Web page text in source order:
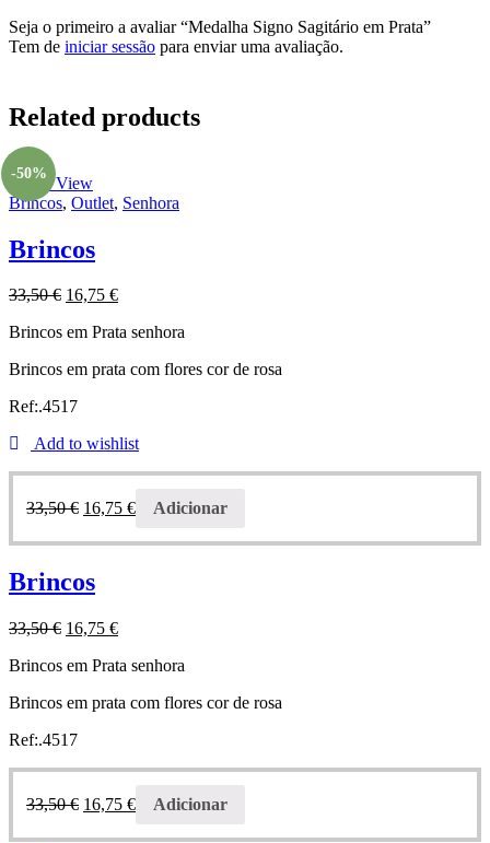
Seja o primeiro a avaliar “Medalha Signo Sagitário em Prata”
Tem de iniciar sessão para enviar uma avaliação.
Related products
-50%
Quick View
Brincos, Outlet, Senhora
Brincos
33,50€ 16,75 €
Brincos em Prata senhora
Brincos em prata com flores cor de rosa
Ref:.4517
Add to wishlist
33,50€ 16,75 € Adicionar
Brincos
33,50€ 16,75 €
Brincos em Prata senhora
Brincos em prata com flores cor de rosa
Ref:.4517
33,50€ 16,75 € Adicionar